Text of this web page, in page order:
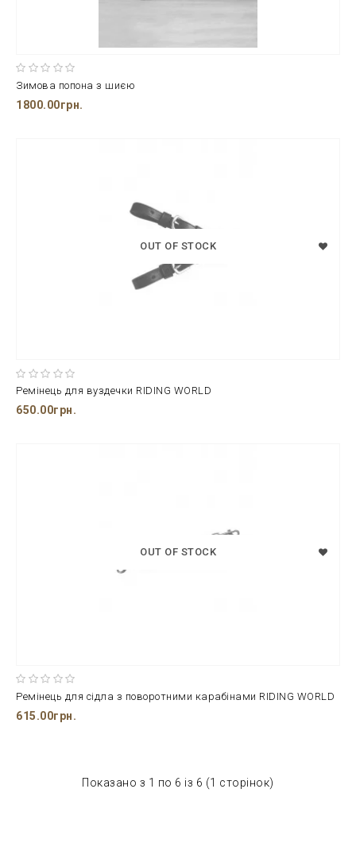
Зимова попона з шиєю
1800.00грн.
OUT OF STOCK
Ремінець для вуздечки RIDING WORLD
650.00грн.
OUT OF STOCK
Ремінець для сідла з поворотними карабінами RIDING WORLD
615.00грн.
Показано з 1 по 6 із 6 (1 сторінок)